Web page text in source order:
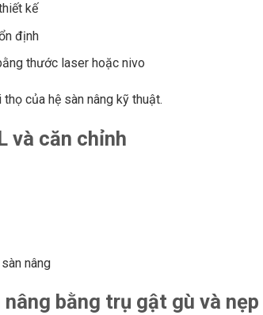
kế
định
thước laser hoặc nivo
của hệ sàn nâng kỹ thuật.
và căn chỉnh
nâng
bằng trụ gật gù và nẹp